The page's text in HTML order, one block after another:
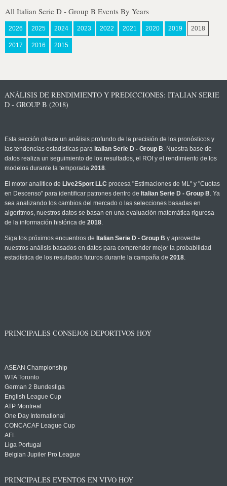
All Italian Serie D - Group B Events By Years
2026 2025 2024 2023 2022 2021 2020 2019 2018
2017 2016 2015
ANÁLISIS DE RENDIMIENTO Y PREDICCIONES: ITALIAN SERIE
D - GROUP B (2018)
Esta sección ofrece un análisis profundo de la precisión de los pronósticos y
las tendencias estadísticas para Italian Serie D - Group B. Nuestra base de
datos realiza un seguimiento de los resultados, el ROI y el rendimiento de los
modelos durante la temporada 2018.
El motor analítico de Live2Sport LLC procesa "Estimaciones de ML" y "Cuotas
en Descenso" para identificar patrones dentro de Italian Serie D - Group B. Ya
sea analizando los cambios del mercado o las selecciones basadas en
algoritmos, nuestros datos se basan en una evaluación matemática rigurosa
de la información histórica de 2018.
Siga los próximos encuentros de Italian Serie D - Group B y aproveche
nuestros análisis basados en datos para comprender mejor la probabilidad
estadística de los resultados futuros durante la campaña de 2018.
PRINCIPALES CONSEJOS DEPORTIVOS HOY
ASEAN Championship
WTA Toronto
German 2 Bundesliga
English League Cup
ATP Montreal
One Day International
CONCACAF League Cup
AFL
Liga Portugal
Belgian Jupiler Pro League
PRINCIPALES EVENTOS EN VIVO HOY